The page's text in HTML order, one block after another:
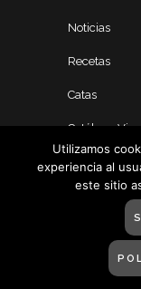
Noticias
Recetas
Catas
Catálogo
Utilizamos
experiencia al
este sitio